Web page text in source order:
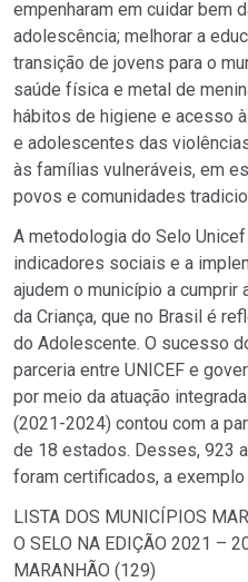
empenharam em cuidar bem
adolescência; melhorar a
transição de jovens para o
saúde física e metal de
hábitos de higiene e acesso
e adolescentes das
às famílias vulneráveis, em
povos e comunidades
A metodologia do Selo
indicadores sociais e a
ajudem o município a
da Criança, que no Brasil é
do Adolescente. O sucesso
parceria entre UNICEF e
por meio da atuação
(2021-2024) contou com a
de 18 estados. Desses, 923
foram certificados, a exemplo
LISTA DOS MUNICÍPIOS
O SELO NA EDIÇÃO 2021 –
MARANHÃO (129)